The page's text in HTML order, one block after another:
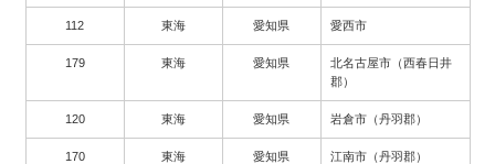
112 東海 愛知県 愛西市
179 東海 愛知県
北名古屋市（西春日井
郡）
120 東海 愛知県 岩倉市（丹羽郡）
170 東海 愛知県 江南市（丹羽郡）